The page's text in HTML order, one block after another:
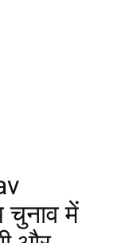
चुनाव में